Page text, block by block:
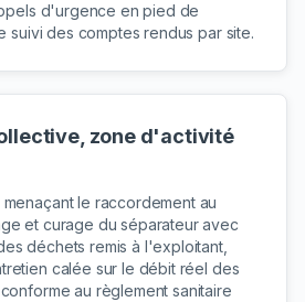
d'urgence en pied de
suivi des comptes rendus par site.
zone d'activité
le raccordement au
et curage du séparateur avec
déchets remis à l'exploitant,
calée sur le débit réel des
au règlement sanitaire